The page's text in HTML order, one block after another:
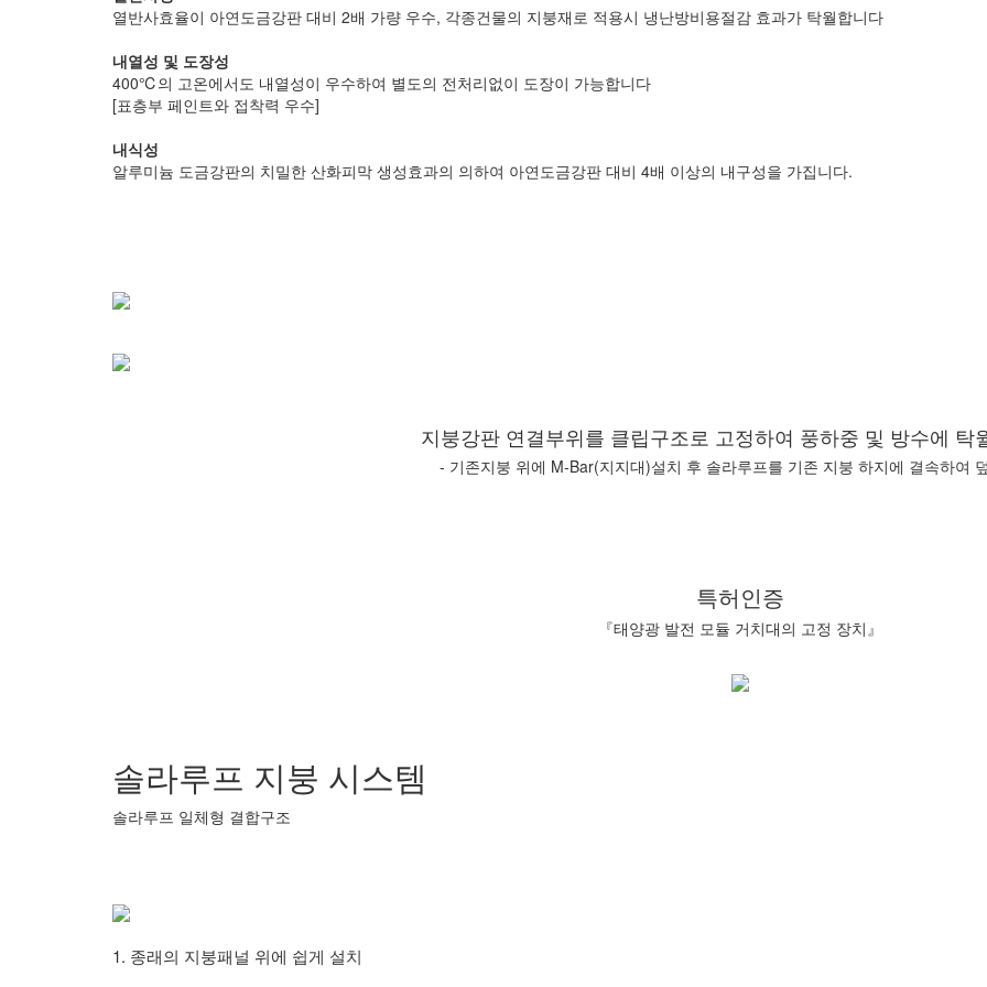
열반사효율이 아연도금강판 대비 2배 가량 우수, 각종건물의 지붕재로 적용시 냉난방비용절감 효과가 탁월합니다
내열성 및 도장성
400℃의 고온에서도 내열성이 우수하여 별도의 전처리없이 도장이 가능합니다
[표층부 페인트와 접착력 우수]
내식성
알루미늄 도금강판의 치밀한 산화피막 생성효과의 의하여 아연도금강판 대비 4배 이상의 내구성을 가집니다.
지붕강판 연결부위를 클립구조로 고정하여 풍하중 및 방수에 탁
- 기존지붕 위에 M-Bar(지지대)설치 후 솔라루프를 기존 지붕 하지에 결속하여
특허인증
『태양광 발전 모듈 거치대의 고정 장치』
솔라루프 지붕 시스템
솔라루프 일체형 결합구조
1. 종래의 지붕패널 위에 쉽게 설치